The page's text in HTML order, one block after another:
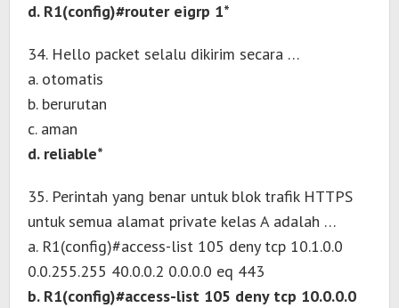
d. R1(config)#router eigrp 1*
34. Hello packet selalu dikirim secara …
a. otomatis
b. berurutan
c. aman
d. reliable*
35. Perintah yang benar untuk blok trafik HTTPS
untuk semua alamat private kelas A adalah …
a. R1(config)#access-list 105 deny tcp 10.1.0.0
0.0.255.255 40.0.0.2 0.0.0.0 eq 443
b. R1(config)#access-list 105 deny tcp 10.0.0.0